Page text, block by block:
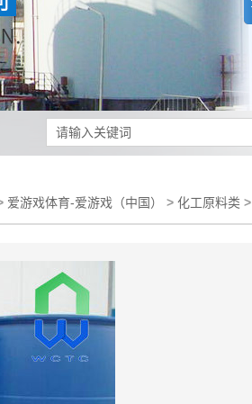
爱游戏体育-爱游戏（中国） > 化工原料类 >